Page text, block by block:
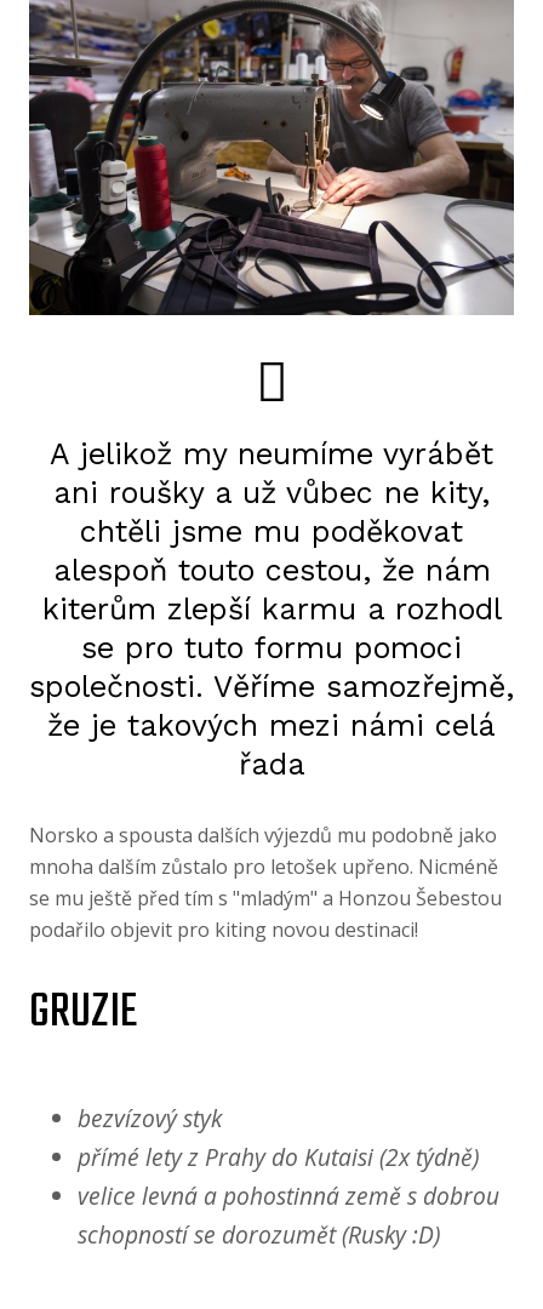
A jelikož my neumíme vyrábět
ani roušky a už vůbec ne kity,
chtěli jsme mu poděkovat
alespoň touto cestou, že nám
kiterům zlepší karmu a rozhodl
se pro tuto formu pomoci
společnosti. Věříme samozřejmě,
že je takových mezi námi celá
řada
Norsko a spousta dalších výjezdů mu podobně jako
mnoha dalším zůstalo pro letošek upřeno. Nicméně
se mu ještě před tím s "mladým" a Honzou Šebestou
podařilo objevit pro kiting novou destinaci!
GRUZIE
bezvízový styk
přímé lety z Prahy do Kutaisi (2x týdně)
velice levná a pohostinná země s dobrou
schopností se dorozumět (Rusky :D)